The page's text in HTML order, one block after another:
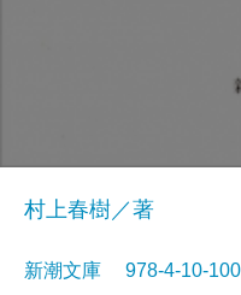
村上春樹／著
新潮文庫 978-4-10-